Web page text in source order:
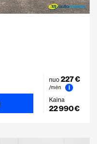
nuo 227 €
/mėn
i
Kaina
22 990 €